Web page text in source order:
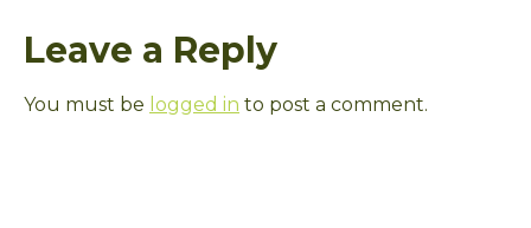
Leave a Reply
You must be logged in to post a comment.